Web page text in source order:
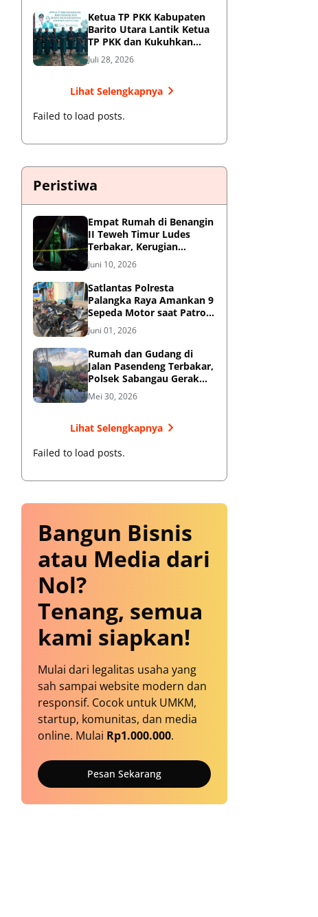
Ketua TP PKK Kabupaten
Barito Utara Lantik Ketua
TP PKK dan Kukuhkan
Bunda PAUD 9 Kecamatan
Juli 28, 2026
Lihat Selengkapnya
Failed to load posts.
Peristiwa
Empat Rumah di Benangin
II Teweh Timur Ludes
Terbakar, Kerugian
Diperkirakan Rp550 Juta
Juni 10, 2026
Satlantas Polresta
Palangka Raya Amankan 9
Sepeda Motor saat Patroli
Antisipasi Balapan Liar
Juni 01, 2026
Rumah dan Gudang di
Jalan Pasendeng Terbakar,
Polsek Sabangau Gerak
Cepat Datangi TKP
Mei 30, 2026
Lihat Selengkapnya
Failed to load posts.
Bangun Bisnis
atau Media dari
Nol?
Tenang, semua
kami siapkan!
Mulai dari legalitas usaha yang
sah sampai website modern dan
responsif. Cocok untuk UMKM,
startup, komunitas, dan media
online. Mulai Rp1.000.000.
Pesan Sekarang